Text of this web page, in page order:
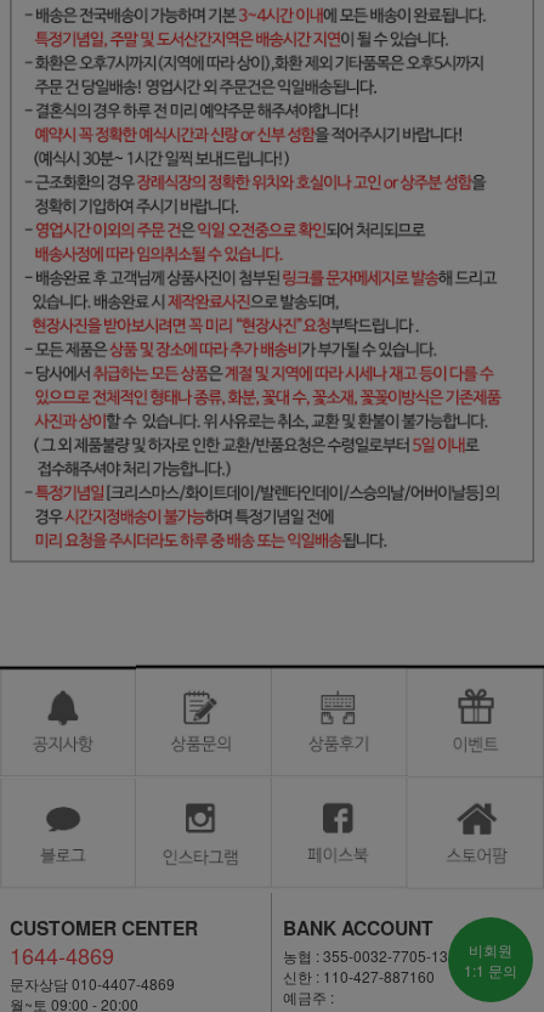
CUSTOMER CENTER
1644-4869
문자상담 010-4407-4869
월~토 09:00 - 20:00
BANK ACCOUNT
농협 : 355-0032-7705-13
신한 : 110-427-887160
예금주 :
비회원
1:1 문의